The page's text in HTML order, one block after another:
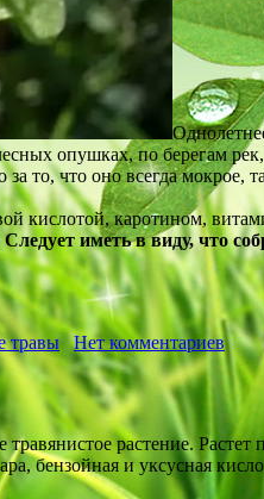
опушках, по берегам
за то, что оно всегда
кислотой, каротином,
Следует иметь в виду, что
травы Нет комментариев
растение.
бензойная и уксусная